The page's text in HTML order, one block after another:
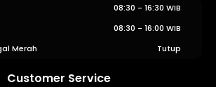
08:30 - 16:30 WIB
08:30 - 16:00 WIB
Merah
Tutup
Customer Service